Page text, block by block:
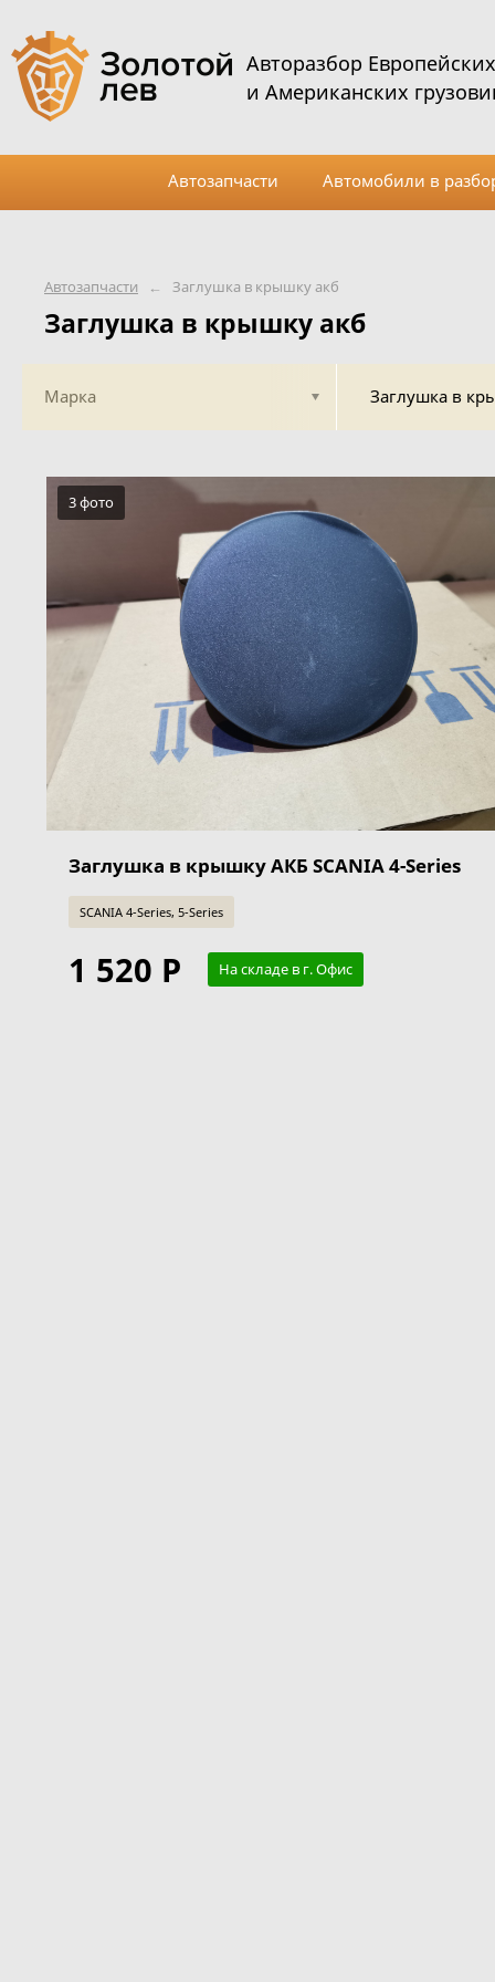
Автозапчасти ← Заглушка в крышку акб
Заглушка в крышку акб
Марка Заглушка в
3 фото
Заглушка в крышку АКБ SCANIA 4-Series
SCANIA 4-Series, 5-Series
1 520 Р На складе в г. Офис
Авторазбор Европейских
и Американских
Автозапчасти Автомобили в